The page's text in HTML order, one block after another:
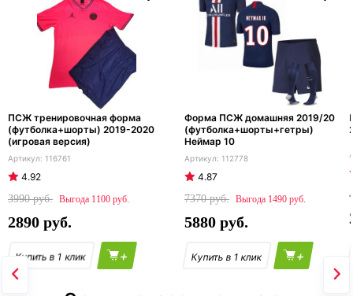
ПСЖ тренировочная форма
(футболка+шорты) 2019-2020
(игровая версия)
116761
4.92
3990
1100
2890
+
Форма ПСЖ домашняя 2019/20
(футболка+шорты+гетры)
Неймар 10
112778
4.87
7370
1490
5880
+